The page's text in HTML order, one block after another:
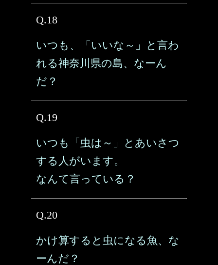
Q.18
いつも、「いいな～」と言わ
れる神奈川県の島、なーん
だ？
Q.19
いつも「虫は～」とあいさつ
する人がいます。
なんて言っている？
Q.20
かけ算すると虫になる魚、な
ーんだ？